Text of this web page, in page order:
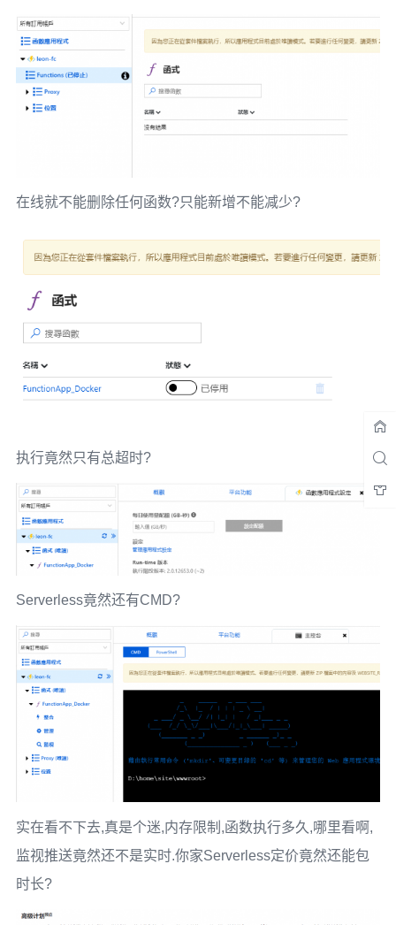
在线就不能删除任何函数?只能新增不能减少?
执行竟然只有总超时?
Serverless竟然还有CMD?
实在看不下去,真是个迷,内存限制,函数执行多久,哪里看啊,
监视推送竟然还不是实时.你家Serverless定价竟然还能包
时长?